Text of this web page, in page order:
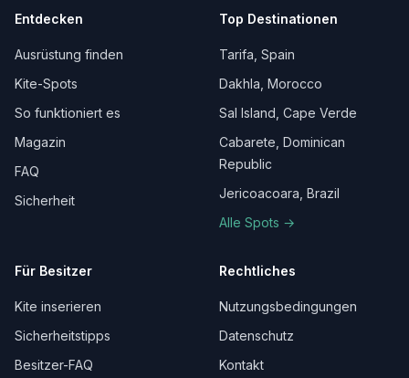
Entdecken
Ausrüstung finden
Kite-Spots
So funktioniert es
Magazin
FAQ
Sicherheit
Top Destinationen
Tarifa, Spain
Dakhla, Morocco
Sal Island, Cape Verde
Cabarete, Dominican
Republic
Jericoacoara, Brazil
Alle Spots →
Für Besitzer
Kite inserieren
Sicherheitstipps
Besitzer-FAQ
Rechtliches
Nutzungsbedingungen
Datenschutz
Kontakt